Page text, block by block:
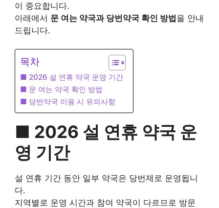
이 중요합니다.
아래에서 문 여는 약국과 당번약국 확인 방법을 안내
드립니다.
목차
■ 2026 설 연휴 약국 운영 기간
■ 문 여는 약국 확인 방법
■ 당번약국 이용 시 유의사항
■ 2026 설 연휴 약국 운
영 기간
설 연휴 기간 동안 일부 약국은 당번제로 운영됩니
다.
지역별로 운영 시간과 참여 약국이 다르므로 방문